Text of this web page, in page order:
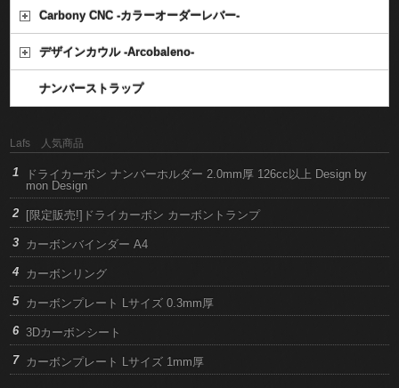
Carbony CNC -カラーオーダーレバー-
デザインカウル -Arcobaleno-
ナンバーストラップ
Lafs 人気商品
ドライカーボン ナンバーホルダー 2.0mm厚 126cc以上 Design by
mon Design
[限定販売!]ドライカーボン カーボントランプ
カーボンバインダー A4
カーボンリング
カーボンプレート Lサイズ 0.3mm厚
3Dカーボンシート
カーボンプレート Lサイズ 1mm厚